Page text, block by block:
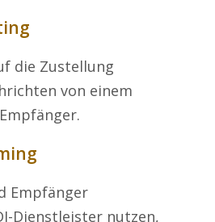
die Zustellung
von einem
Empfänger
Dienstleister nutzen,